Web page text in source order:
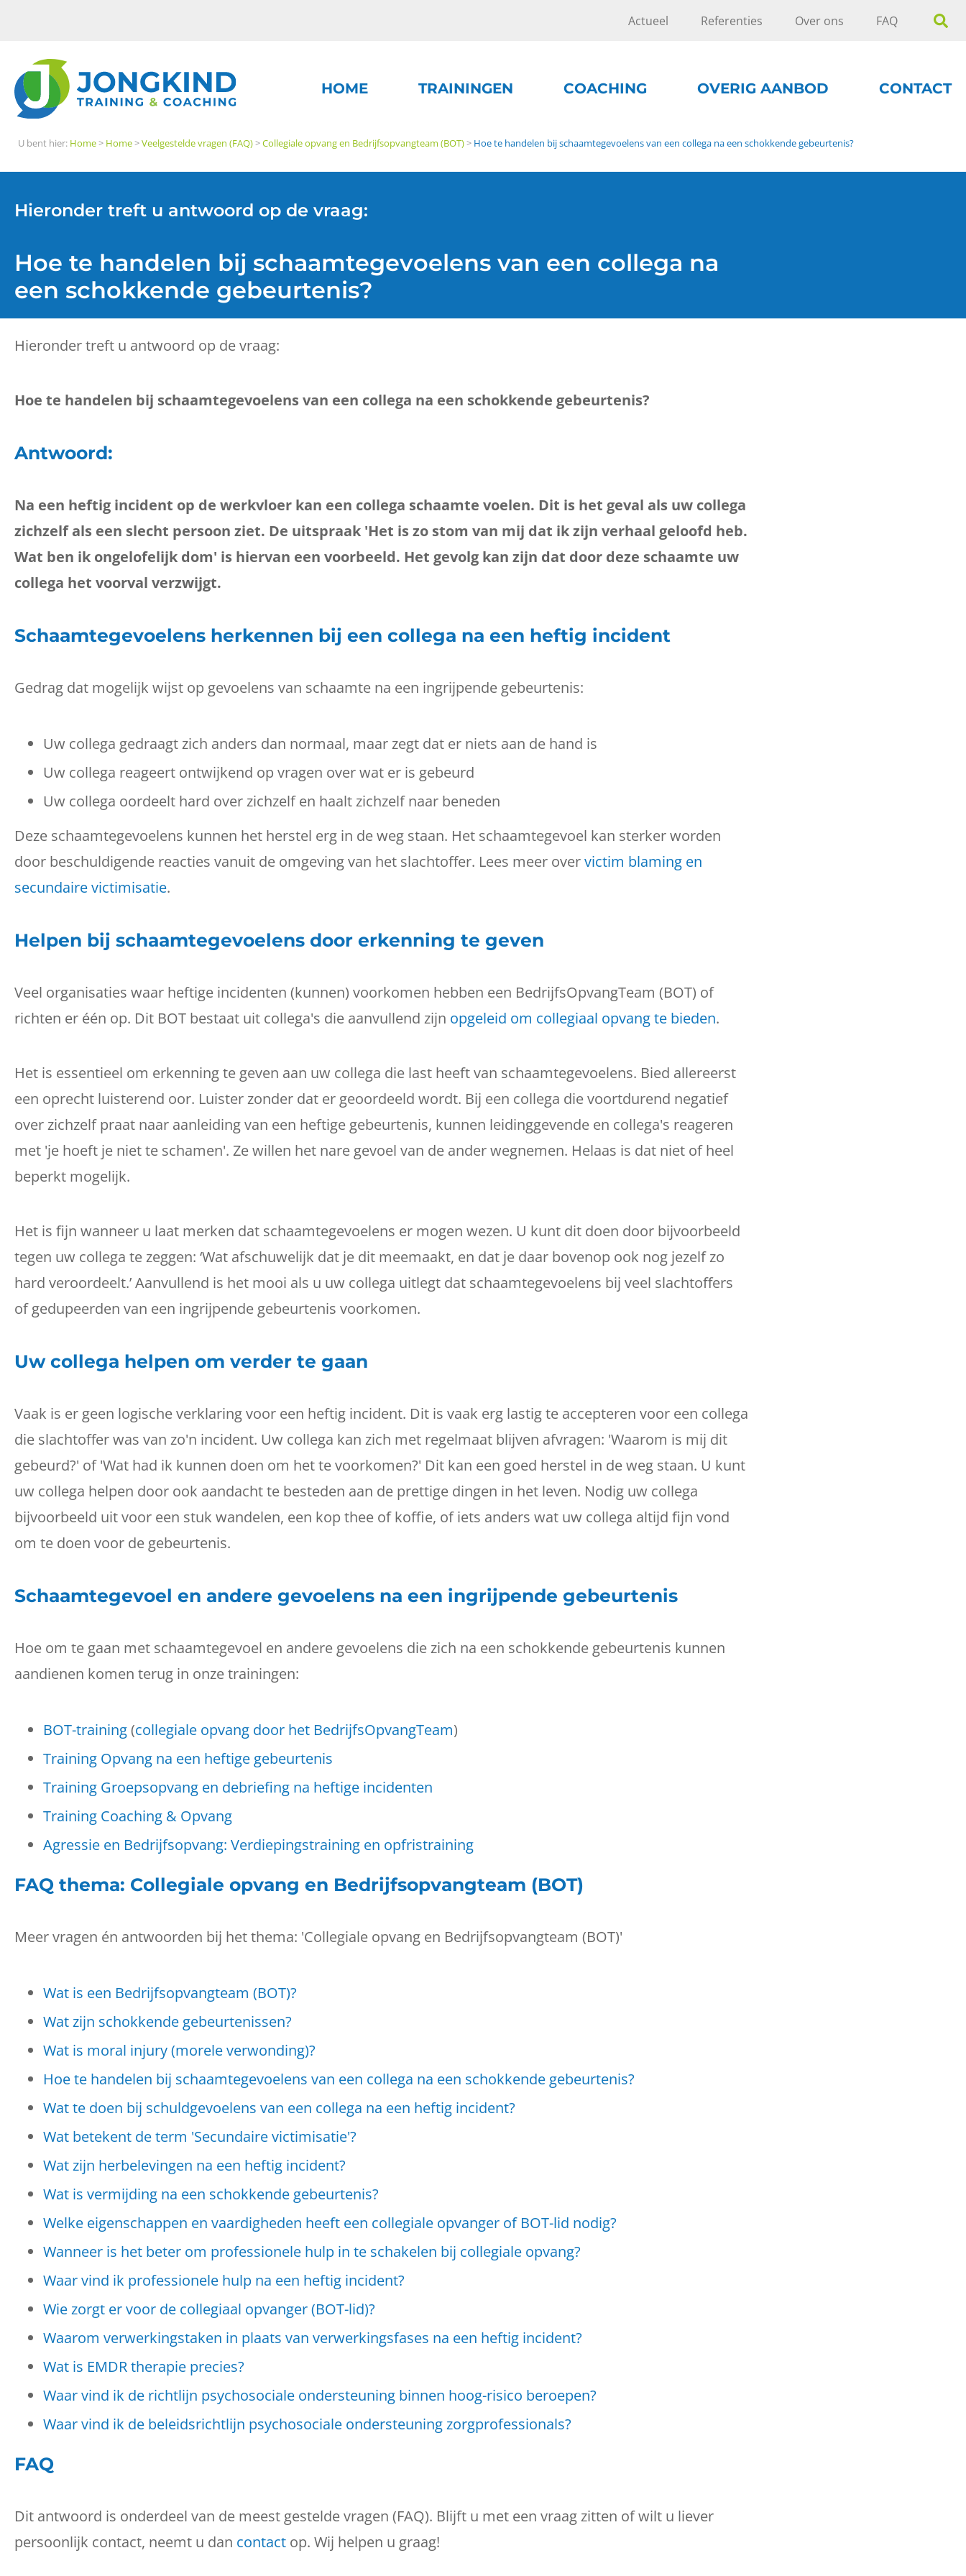
HOME TRAININGEN COACHING OVERIG AANBOD CONTACT
Actueel Referenties Over ons FAQ
U bent hier: Home> Home>Veelgestelde vragen (FAQ)>Collegiale opvang en Bedrijfsopvangteam (BOT)> Hoe te handelen bij schaamtegevoelens van een collega na een schokkende gebeurtenis?
Hieronder treft u antwoord op de vraag:
Hoe te handelen bij schaamtegevoelens van een collega na
een schokkende gebeurtenis?
Hieronder treft u antwoord op de vraag:
Hoe te handelen bij schaamtegevoelens van een collega na een schokkende gebeurtenis?
Antwoord:
Na een heftig incident op de werkvloer kan een collega schaamte voelen. Dit is het geval als uw collega
zichzelf als een slecht persoon ziet. De uitspraak 'Het is zo stom van mij dat ik zijn verhaal geloofd heb.
Wat ben ik ongelofelijk dom' is hiervan een voorbeeld. Het gevolg kan zijn dat door deze schaamte uw
collega het voorval verzwijgt.
Schaamtegevoelens herkennen bij een collega na een heftig incident
Gedrag dat mogelijk wijst op gevoelens van schaamte na een ingrijpende gebeurtenis:
Uw collega gedraagt zich anders dan normaal, maar zegt dat er niets aan de hand is
Uw collega reageert ontwijkend op vragen over wat er is gebeurd
Uw collega oordeelt hard over zichzelf en haalt zichzelf naar beneden
Deze schaamtegevoelens kunnen het herstel erg in de weg staan. Het schaamtegevoel kan sterker worden
door beschuldigende reacties vanuit de omgeving van het slachtoffer. Lees meer overvictim blaming en
secundaire victimisatie.
Helpen bij schaamtegevoelens door erkenning te geven
Veel organisaties waar heftige incidenten (kunnen) voorkomen hebben een BedrijfsOpvangTeam (BOT) of
richten er één op. Dit BOT bestaat uit collega's die aanvullend zijn opgeleid om collegiaal opvang te bieden.
Het is essentieel om erkenning te geven aan uw collega die last heeft van schaamtegevoelens. Bied allereerst
een oprecht luisterend oor. Luister zonder dat er geoordeeld wordt. Bij een collega die voortdurend negatief
over zichzelf praat naar aanleiding van een heftige gebeurtenis, kunnen leidinggevende en collega's reageren
met 'je hoeft je niet te schamen'. Ze willen het nare gevoel van de ander wegnemen. Helaas is dat niet of heel
beperkt mogelijk.
Het is fijn wanneer u laat merken dat schaamtegevoelens er mogen wezen. U kunt dit doen door bijvoorbeeld
tegen uw collega te zeggen: ‘Wat afschuwelijk dat je dit meemaakt, en dat je daar bovenop ook nog jezelf zo
hard veroordeelt.’ Aanvullend is het mooi als u uw collega uitlegt dat schaamtegevoelens bij veel slachtoffers
of gedupeerden van een ingrijpende gebeurtenis voorkomen.
Uw collega helpen om verder te gaan
Vaak is er geen logische verklaring voor een heftig incident. Dit is vaak erg lastig te accepteren voor een collega
die slachtoffer was van zo'n incident. Uw collega kan zich met regelmaat blijven afvragen: 'Waarom is mij dit
gebeurd?' of 'Wat had ik kunnen doen om het te voorkomen?' Dit kan een goed herstel in de weg staan. U kunt
uw collega helpen door ook aandacht te besteden aan de prettige dingen in het leven. Nodig uw collega
bijvoorbeeld uit voor een stuk wandelen, een kop thee of koffie, of iets anders wat uw collega altijd fijn vond
om te doen voor de gebeurtenis.
Schaamtegevoel en andere gevoelens na een ingrijpende gebeurtenis
Hoe om te gaan met schaamtegevoel en andere gevoelens die zich na een schokkende gebeurtenis kunnen
aandienen komen terug in onze trainingen:
BOT-training(collegiale opvang door het BedrijfsOpvangTeam)
Training Opvang na een heftige gebeurtenis
Training Groepsopvang en debriefing na heftige incidenten
Training Coaching & Opvang
Agressie en Bedrijfsopvang: Verdiepingstraining en opfristraining
FAQ thema: Collegiale opvang en Bedrijfsopvangteam (BOT)
Meer vragen én antwoorden bij het thema: 'Collegiale opvang en Bedrijfsopvangteam (BOT)'
Wat is een Bedrijfsopvangteam (BOT)?
Wat zijn schokkende gebeurtenissen?
Wat is moral injury (morele verwonding)?
Hoe te handelen bij schaamtegevoelens van een collega na een schokkende gebeurtenis?
Wat te doen bij schuldgevoelens van een collega na een heftig incident?
Wat betekent de term 'Secundaire victimisatie'?
Wat zijn herbelevingen na een heftig incident?
Wat is vermijding na een schokkende gebeurtenis?
Welke eigenschappen en vaardigheden heeft een collegiale opvanger of BOT-lid nodig?
Wanneer is het beter om professionele hulp in te schakelen bij collegiale opvang?
Waar vind ik professionele hulp na een heftig incident?
Wie zorgt er voor de collegiaal opvanger (BOT-lid)?
Waarom verwerkingstaken in plaats van verwerkingsfases na een heftig incident?
Wat is EMDR therapie precies?
Waar vind ik de richtlijn psychosociale ondersteuning binnen hoog-risico beroepen?
Waar vind ik de beleidsrichtlijn psychosociale ondersteuning zorgprofessionals?
FAQ
Dit antwoord is onderdeel van de meest gestelde vragen (FAQ). Blijft u met een vraag zitten of wilt u liever
persoonlijk contact, neemt u dan contact op. Wij helpen u graag!